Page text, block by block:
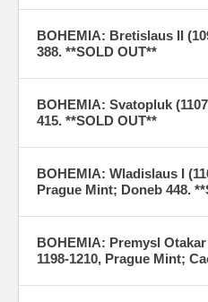
BOHEMIA: Bretislaus II
388. **SOLD OUT**
BOHEMIA: Svatopluk
415. **SOLD OUT**
BOHEMIA: Wladislaus I
Prague Mint; Doneb 448.
BOHEMIA: Premysl
1198-1210, Prague Mint;